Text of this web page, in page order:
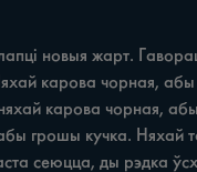
новыя жарт.
карова чорная,
карова чорная,
грошы кучка. Няхай
сеюцца, ды рэдка